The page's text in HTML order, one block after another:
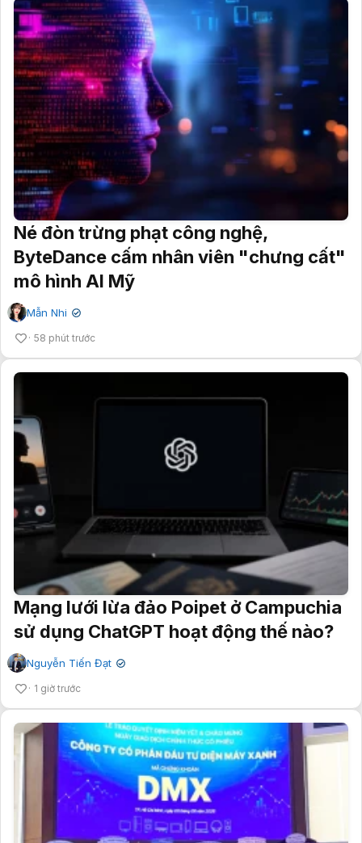
Né đòn trừng phạt công nghệ,
ByteDance cấm nhân viên "chưng cất"
mô hình AI Mỹ
Mẫn Nhi ✔
58 phút trước
Mạng lưới lừa đảo Poipet ở Campuchia
sử dụng ChatGPT hoạt động thế nào?
Nguyễn Tiến Đạt ✔
1 giờ trước